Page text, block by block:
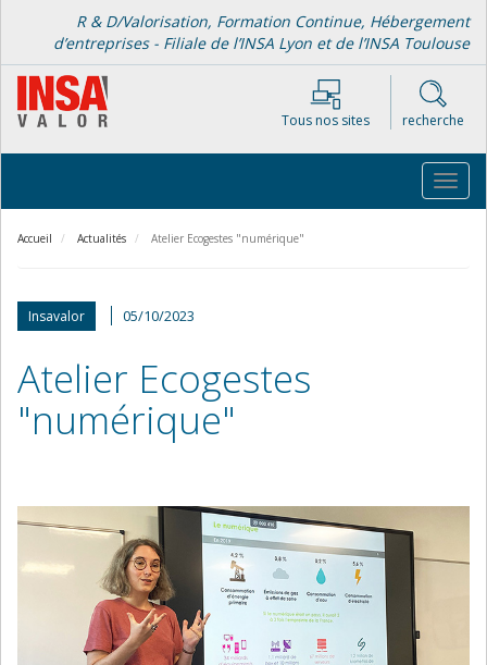
contenu
principal
R & D/Valorisation, Formation Continue, Hébergement
d’entreprises - Filiale de l’INSA Lyon et de l’INSA Toulouse
Tous nos sites recherche
Accueil Actualités Atelier Ecogestes "numérique"
Insavalor 05/10/2023
Atelier Ecogestes
"numérique"